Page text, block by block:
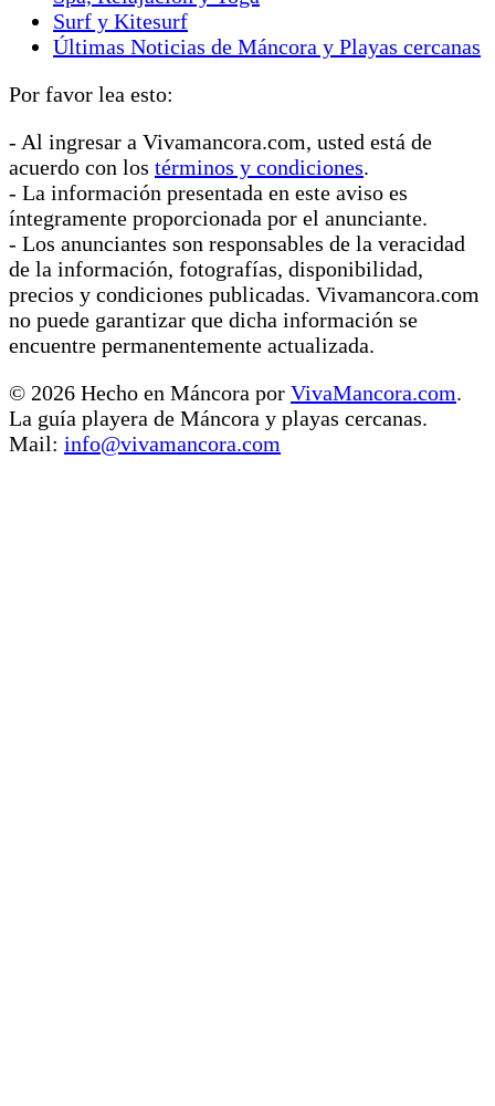
Surf y Kitesurf
Últimas Noticias de Máncora y Playas cercanas
Por favor lea esto:
- Al ingresar a Vivamancora.com, usted está de
acuerdo con los términos y condiciones.
- La información presentada en este aviso es
íntegramente proporcionada por el anunciante.
- Los anunciantes son responsables de la veracidad
de la información, fotografías, disponibilidad,
precios y condiciones publicadas. Vivamancora.com
no puede garantizar que dicha información se
encuentre permanentemente actualizada.
© 2026 Hecho en Máncora por VivaMancora.com.
La guía playera de Máncora y playas cercanas.
Mail: info@vivamancora.com